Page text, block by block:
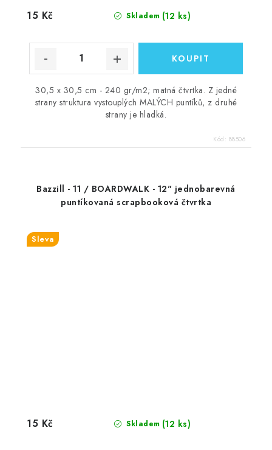
Skladem (12 ks)
15 Kč
30,5 x 30,5 cm - 240 gr/m2; matná čtvrtka. Z jedné
strany struktura vystouplých MALÝCH puntíků, z druhé
strany je hladká.
Kód: 88506
Bazzill - 11 / BOARDWALK - 12" jednobarevná
puntíkovaná scrapbooková čtvrtka
Sleva
Skladem (12 ks)
15 Kč